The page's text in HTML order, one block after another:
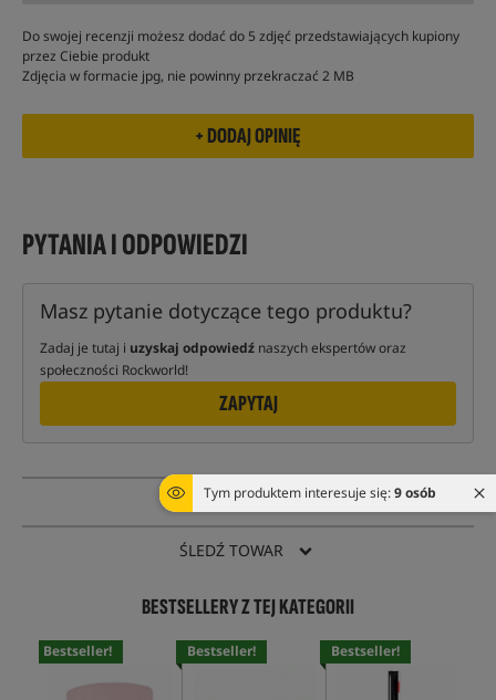
Tym produktem interesuje się:9 osób
Do swojej recenzji możesz dodać do 5 zdjęć przedstawiających kupiony
przez Ciebie produkt
Zdjęcia w formacie jpg, nie powinny przekraczać 2 MB
PYTANIA I ODPOWIEDZI
Masz pytanie dotyczące tego produktu?
Zadaj je tutaj i uzyskaj odpowiedź naszych ekspertów oraz
społeczności Rockworld!
ZAPYTAJ
PYTANIE O TOWAR
ŚLEDŹ TOWAR
BESTSELLERY Z TEJ KATEGORII
Bestseller! Bestseller! Bestseller!